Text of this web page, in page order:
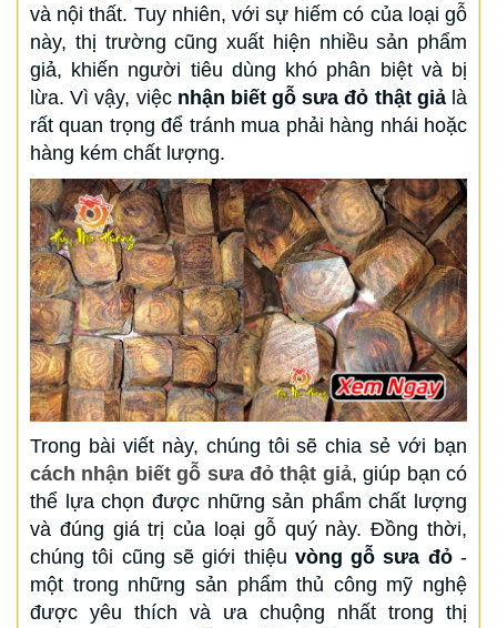
và nội thất. Tuy nhiên, với sự hiếm có của loại gỗ
này, thị trường cũng xuất hiện nhiều sản phẩm
giả, khiến người tiêu dùng khó phân biệt và bị
lừa. Vì vậy, việc nhận biết gỗ sưa đỏ thật giảlà
rất quan trọng để tránh mua phải hàng nhái hoặc
hàng kém chất lượng.
Trong bài viết này, chúng tôi sẽ chia sẻ với bạn
cách nhận biết gỗ sưa đỏ thật giả, giúp bạn có
thể lựa chọn được những sản phẩm chất lượng
và đúng giá trị của loại gỗ quý này. Đồng thời,
chúng tôi cũng sẽ giới thiệu vòng gỗ sưa đỏ-
một trong những sản phẩm thủ công mỹ nghệ
được yêu thích và ưa chuộng nhất trong thị